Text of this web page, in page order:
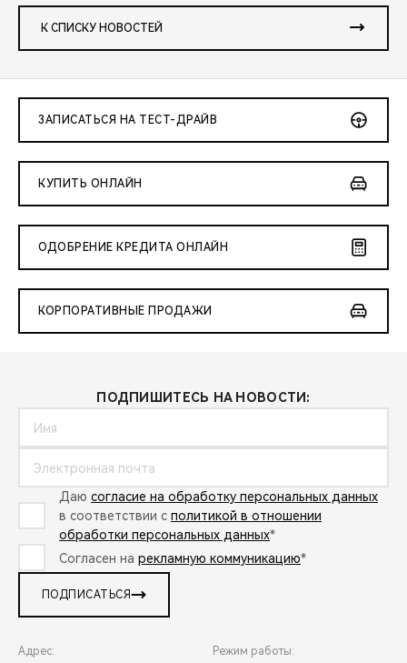
К СПИСКУ НОВОСТЕЙ
ЗАПИСАТЬСЯ НА ТЕСТ-ДРАЙВ
КУПИТЬ ОНЛАЙН
ОДОБРЕНИЕ КРЕДИТА ОНЛАЙН
КОРПОРАТИВНЫЕ ПРОДАЖИ
ПОДПИШИТЕСЬ НА НОВОСТИ:
Даю согласие на обработку персональных данных
в соответствии с политикой в отношении
обработки персональных данных*
Согласен на рекламную коммуникацию*
ПОДПИСАТЬСЯ
Адрес: Режим работы: